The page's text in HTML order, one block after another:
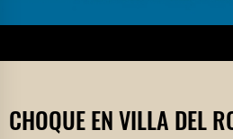
CHOQUE EN VILLA DEL